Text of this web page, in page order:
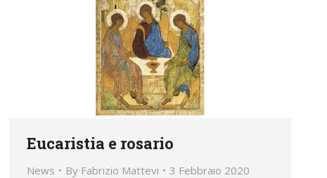
Eucaristia e rosario
News By Fabrizio Mattevi 3 Febbraio 2020